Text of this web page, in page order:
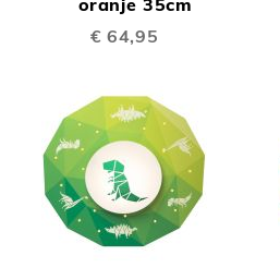
oranje 35cm
€ 64,95